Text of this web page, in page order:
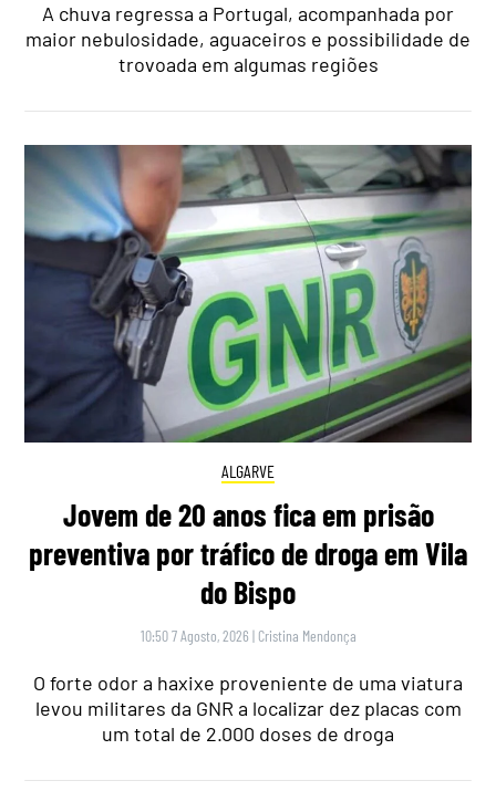
A chuva regressa a Portugal, acompanhada por
maior nebulosidade, aguaceiros e possibilidade de
trovoada em algumas regiões
ALGARVE
Jovem de 20 anos fica em prisão
preventiva por tráfico de droga em Vila
do Bispo
10:50 7 Agosto, 2026 | Cristina Mendonça
O forte odor a haxixe proveniente de uma viatura
levou militares da GNR a localizar dez placas com
um total de 2.000 doses de droga